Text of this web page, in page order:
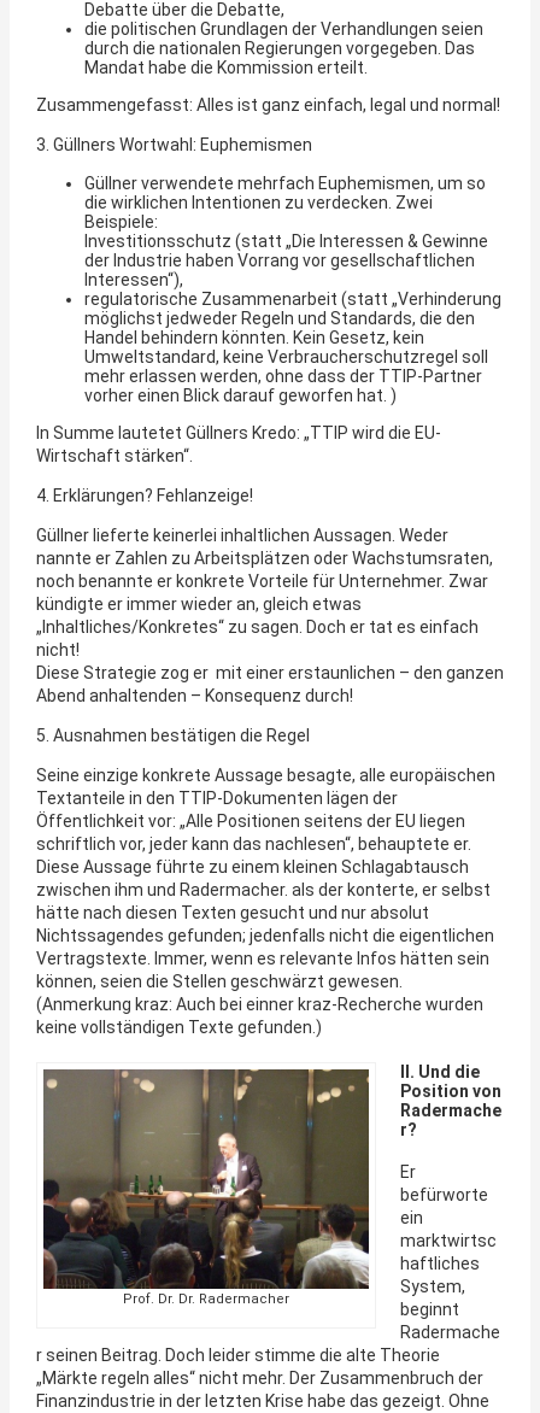
Debatte über die Debatte,
die politischen Grundlagen der Verhandlungen seien
durch die nationalen Regierungen vorgegeben. Das
Mandat habe die Kommission erteilt.
Zusammengefasst: Alles ist ganz einfach, legal und normal!
3. Güllners Wortwahl: Euphemismen
Güllner verwendete mehrfach Euphemismen, um so
die wirklichen Intentionen zu verdecken. Zwei
Beispiele:
Investitionsschutz (statt „Die Interessen & Gewinne
der Industrie haben Vorrang vor gesellschaftlichen
Interessen“),
regulatorische Zusammenarbeit (statt „Verhinderung
möglichst jedweder Regeln und Standards, die den
Handel behindern könnten. Kein Gesetz, kein
Umweltstandard, keine Verbraucherschutzregel soll
mehr erlassen werden, ohne dass der TTIP-Partner
vorher einen Blick darauf geworfen hat. )
In Summe lautetet Güllners Kredo: „TTIP wird die EU-
Wirtschaft stärken“.
4. Erklärungen? Fehlanzeige!
Güllner lieferte keinerlei inhaltlichen Aussagen. Weder
nannte er Zahlen zu Arbeitsplätzen oder Wachstumsraten,
noch benannte er konkrete Vorteile für Unternehmer. Zwar
kündigte er immer wieder an, gleich etwas
„Inhaltliches/Konkretes“ zu sagen. Doch er tat es einfach
nicht!
Diese Strategie zog er mit einer erstaunlichen – den ganzen
Abend anhaltenden – Konsequenz durch!
5. Ausnahmen bestätigen die Regel
Seine einzige konkrete Aussage besagte, alle europäischen
Textanteile in den TTIP-Dokumenten lägen der
Öffentlichkeit vor: „Alle Positionen seitens der EU liegen
schriftlich vor, jeder kann das nachlesen“, behauptete er.
Diese Aussage führte zu einem kleinen Schlagabtausch
zwischen ihm und Radermacher. als der konterte, er selbst
hätte nach diesen Texten gesucht und nur absolut
Nichtssagendes gefunden; jedenfalls nicht die eigentlichen
Vertragstexte. Immer, wenn es relevante Infos hätten sein
können, seien die Stellen geschwärzt gewesen.
(Anmerkung kraz: Auch bei einner kraz-Recherche wurden
keine vollständigen Texte gefunden.)
Prof. Dr. Dr. Radermacher
II. Und die
Position von
Radermache
r?
Er
befürworte
ein
marktwirtsc
haftliches
System,
beginnt
Radermache
r seinen Beitrag. Doch leider stimme die alte Theorie
„Märkte regeln alles“ nicht mehr. Der Zusammenbruch der
Finanzindustrie in der letzten Krise habe das gezeigt. Ohne